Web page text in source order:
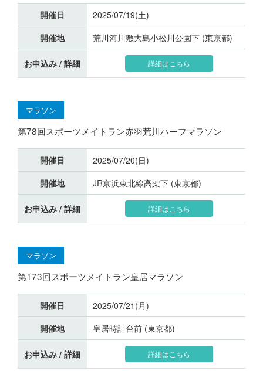
開催日
2025/07/19(土)
開催地
荒川河川敷大島小松川公園下 (東京都)
お申込み / 詳細 詳細はこちら
マラソン
第78回スポーツメイトラン赤羽荒川ハーフマラソン
開催日
2025/07/20(日)
開催地
JR京浜東北線高架下 (東京都)
お申込み / 詳細 詳細はこちら
マラソン
第173回スポーツメイトラン皇居マラソン
開催日
2025/07/21(月)
開催地
皇居時計台前 (東京都)
お申込み / 詳細 詳細はこちら